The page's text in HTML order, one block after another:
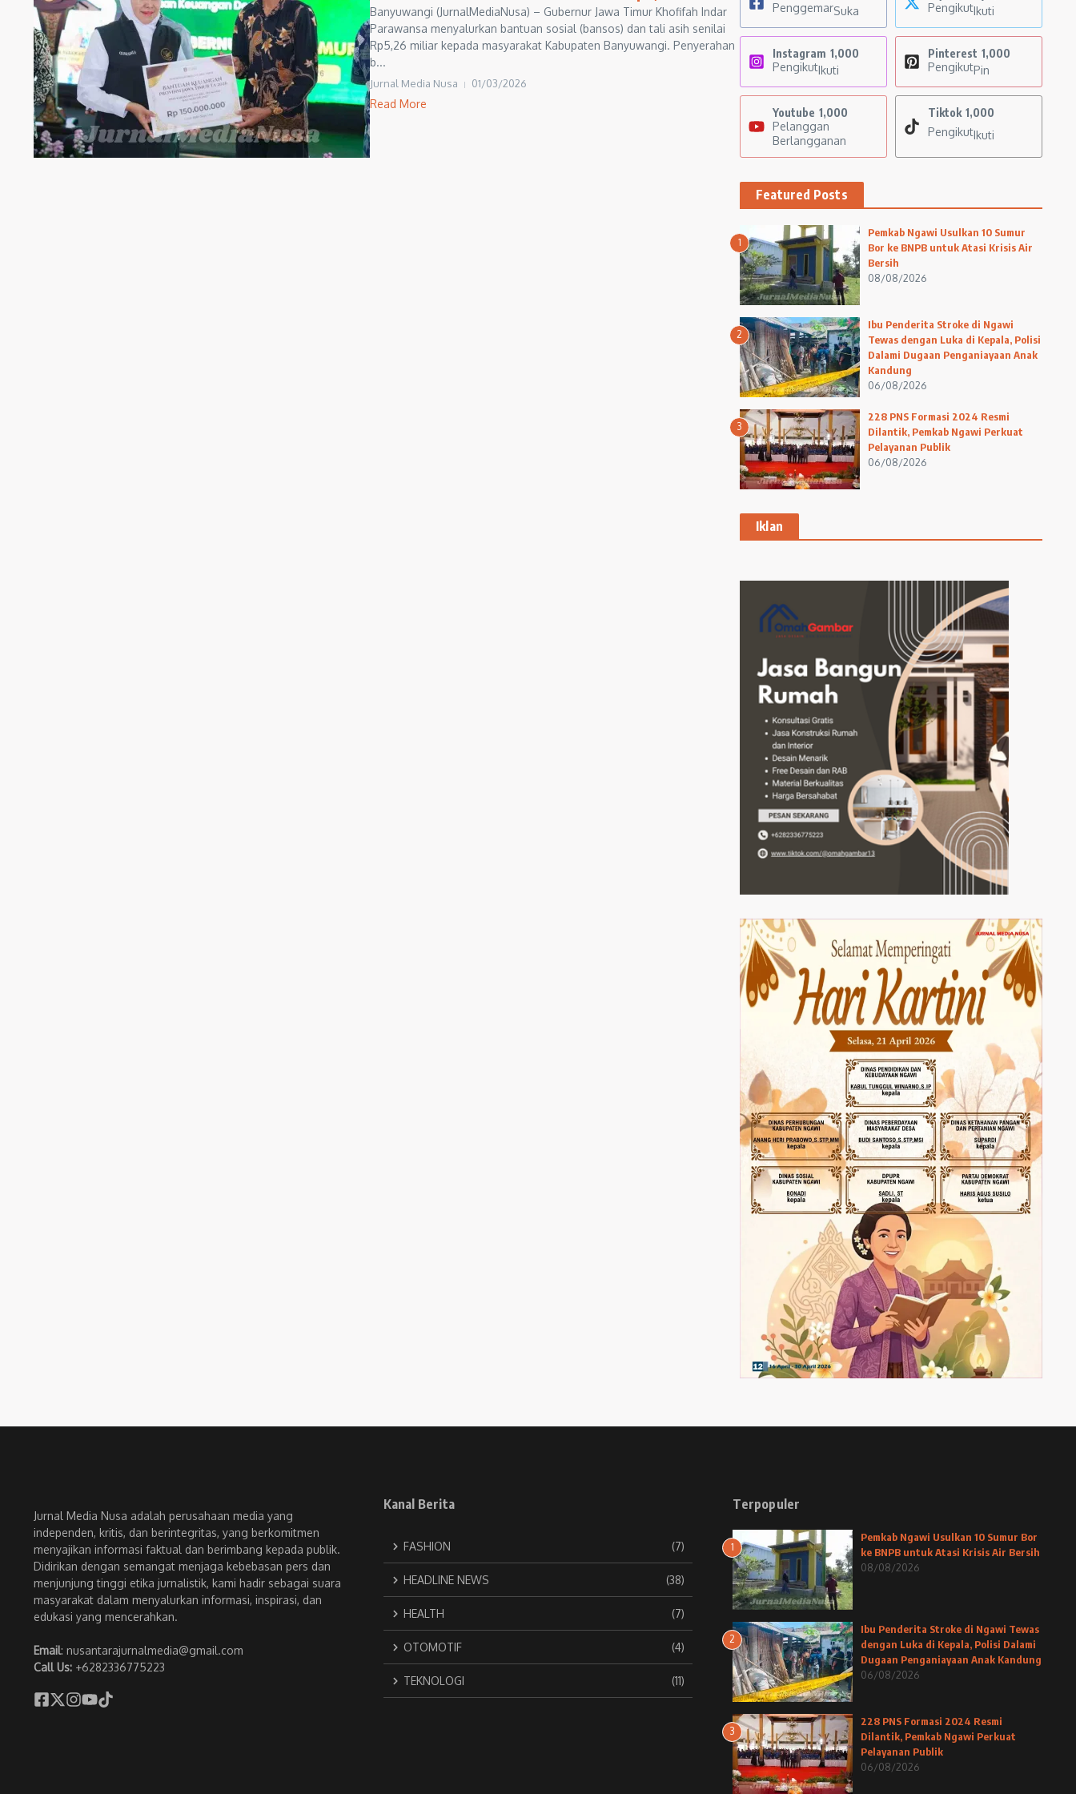
Banyuwangi (JurnalMediaNusa) – Gubernur Jawa Timur Khofifah Indar
Parawansa menyalurkan bantuan sosial (bansos) dan tali asih senilai
Rp5,26 miliar kepada masyarakat Kabupaten Banyuwangi. Penyerahan
b...
Jurnal Media Nusa 01/03/2026
Read More
PenggemarSuka
PengikutIkuti
Instagram 1,000
PengikutIkuti
Pinterest 1,000
PengikutPin
Youtube 1,000
Pelanggan
Berlangganan
Tiktok 1,000
PengikutIkuti
Featured Posts
1
Pemkab Ngawi Usulkan 10 Sumur
Bor ke BNPB untuk Atasi Krisis Air
Bersih
08/08/2026
2
Ibu Penderita Stroke di Ngawi
Tewas dengan Luka di Kepala, Polisi
Dalami Dugaan Penganiayaan Anak
Kandung
06/08/2026
3
228 PNS Formasi 2024 Resmi
Dilantik, Pemkab Ngawi Perkuat
Pelayanan Publik
06/08/2026
Iklan
Jurnal Media Nusa adalah perusahaan media yang
independen, kritis, dan berintegritas, yang berkomitmen
menyajikan informasi faktual dan berimbang kepada publik.
Didirikan dengan semangat menjaga kebebasan pers dan
menjunjung tinggi etika jurnalistik, kami hadir sebagai suara
masyarakat dalam menyalurkan informasi, inspirasi, dan
edukasi yang mencerahkan.
Email: nusantarajurnalmedia@gmail.com
Call Us: +6282336775223
Kanal Berita
FASHION (7)
HEADLINE NEWS (38)
HEALTH (7)
OTOMOTIF (4)
TEKNOLOGI (11)
Terpopuler
1
Pemkab Ngawi Usulkan 10 Sumur Bor
ke BNPB untuk Atasi Krisis Air Bersih
08/08/2026
2
Ibu Penderita Stroke di Ngawi Tewas
dengan Luka di Kepala, Polisi Dalami
Dugaan Penganiayaan Anak Kandung
06/08/2026
3
228 PNS Formasi 2024 Resmi
Dilantik, Pemkab Ngawi Perkuat
Pelayanan Publik
06/08/2026